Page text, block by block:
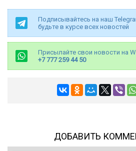
Подписывайтесь на наш
будьте в курсе всех новостей
Присылайте свои новости на
+7 777 259 44 50
ДОБАВИТЬ